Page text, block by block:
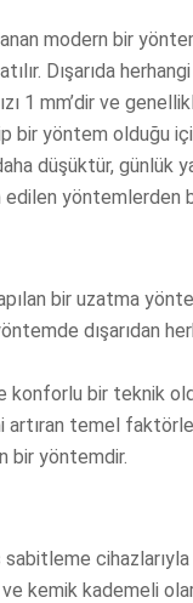
modern bir
Dışarıda
1 mm’dir ve
bir yöntem olduğu
düşüktür, günlük
yöntemlerden
bir uzatma
dışarıdan
konforlu bir teknik
temel
bir yöntemdir.
kemik kademeli